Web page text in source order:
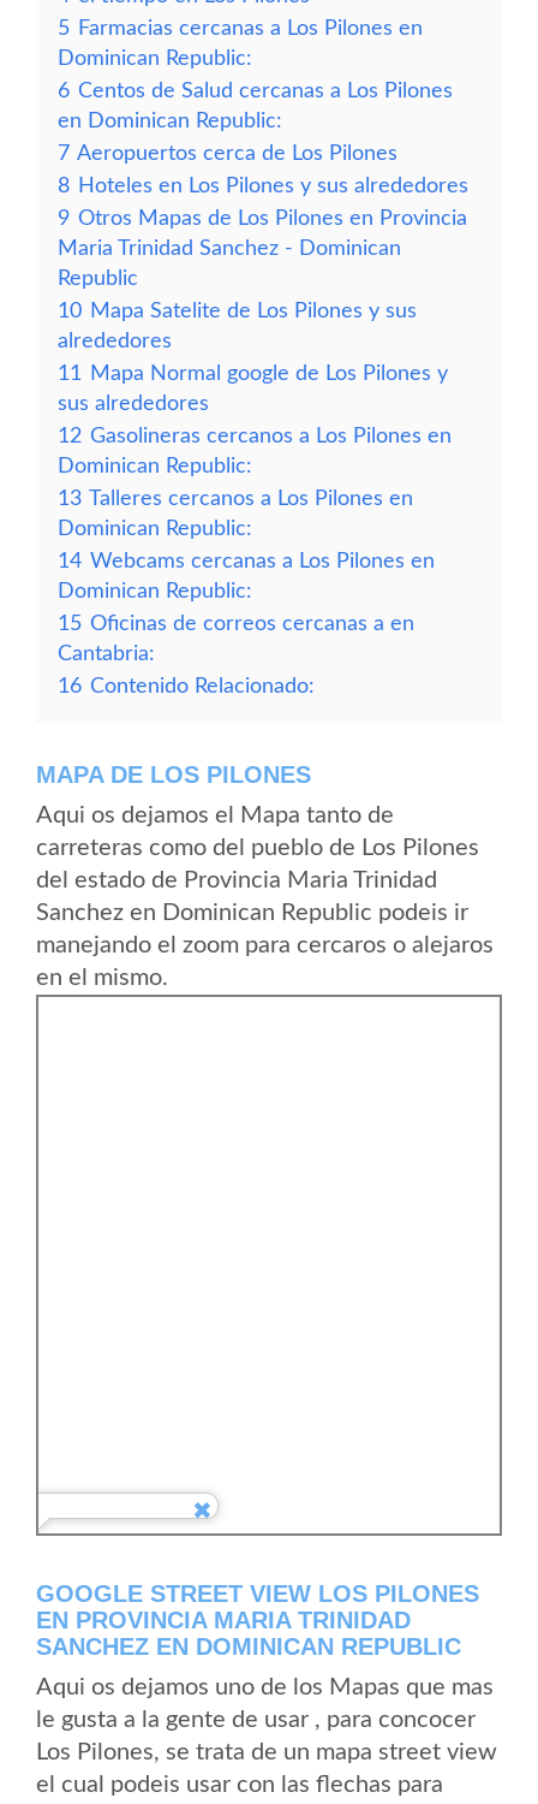
5 Farmacias cercanas a Los Pilones en
Dominican Republic:
6 Centos de Salud cercanas a Los Pilones
en Dominican Republic:
7 Aeropuertos cerca de Los Pilones
8 Hoteles en Los Pilones y sus alrededores
9 Otros Mapas de Los Pilones en Provincia
Maria Trinidad Sanchez - Dominican
Republic
10 Mapa Satelite de Los Pilones y sus
alrededores
11
Mapa Normal google de Los Pilones y
sus alrededores
12 Gasolineras cercanos a Los Pilones en
Dominican Republic:
13 Talleres cercanos a Los Pilones en
Dominican Republic:
14 Webcams cercanas a Los Pilones en
Dominican Republic:
15 Oficinas de correos cercanas a en
Cantabria:
16 Contenido Relacionado:
MAPA DE LOS PILONES
Aqui os dejamos el Mapa tanto de
carreteras como del pueblo de Los Pilones
del estado de Provincia Maria Trinidad
Sanchez en Dominican Republic podeis ir
manejando el zoom para cercaros o alejaros
en el mismo.
GOOGLE STREET VIEW LOS PILONES
EN PROVINCIA MARIA TRINIDAD
SANCHEZ EN DOMINICAN REPUBLIC
Aqui os dejamos uno de los Mapas que mas
le gusta a la gente de usar , para concocer
Los Pilones, se trata de un mapa street view
el cual podeis usar con las flechas para